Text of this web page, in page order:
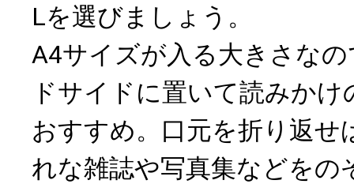
Lを選びましょう。
A4サイズが入る大きさな
ドサイドに置いて読みか
おすすめ。口元を折り返せ
れな雑誌や写真集などをの